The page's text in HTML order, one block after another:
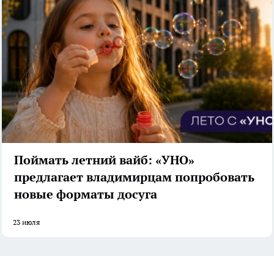
Поймать летний вайб: «УНО»
предлагает владимирцам попробовать
новые форматы досуга
23 июля